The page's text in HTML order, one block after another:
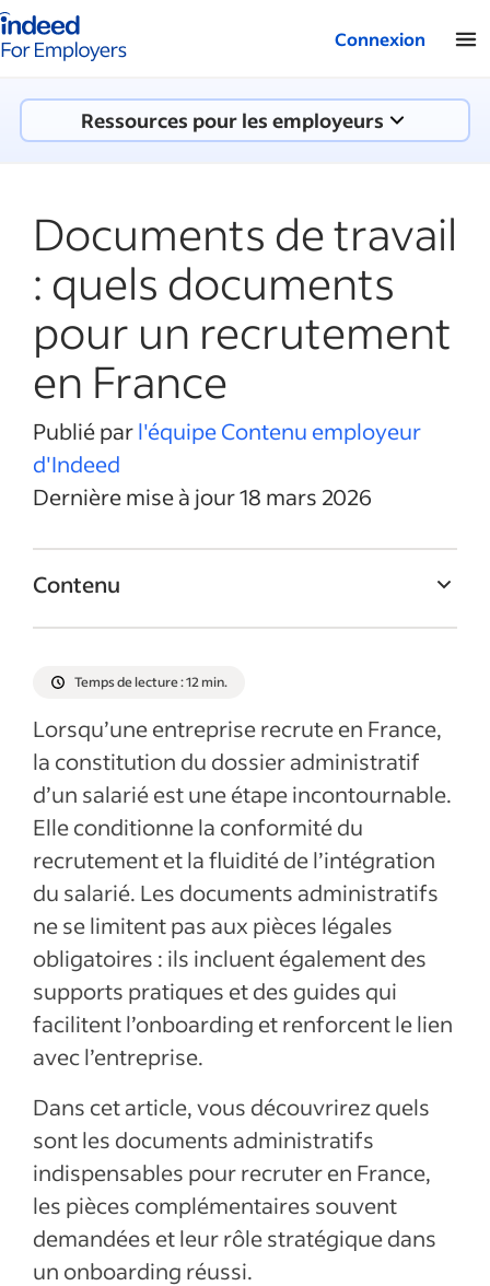
Indeed - Entreprises
Connexion
Ressources pour les employeurs
Documents de travail
: quels documents
pour un recrutement
en France
Publié parl'équipe Contenu employeur
d'Indeed
Dernière mise à jour 18 mars 2026
Contenu
France ?
Les documents de travail à remettre au
salarié
Le rôle des documents de travail dans
l’onboarding
Bonnes pratiques pour gérer les
documents de recrutement et
d’onboarding
Articles récents
Afficher plus
Temps de lecture : 12 min.
Lorsqu’une entreprise recrute en France,
la constitution du dossier administratif
d’un salarié est une étape incontournable.
Elle conditionne la conformité du
recrutement et la fluidité de l’intégration
du salarié. Les documents administratifs
ne se limitent pas aux pièces légales
obligatoires : ils incluent également des
supports pratiques et des guides qui
facilitent l’onboarding et renforcent le lien
avec l’entreprise.
Dans cet article, vous découvrirez quels
sont les documents administratifs
indispensables pour recruter en France,
les pièces complémentaires souvent
demandées et leur rôle stratégique dans
un onboarding réussi.